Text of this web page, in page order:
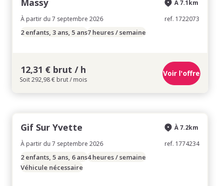
Massy
À partir du 7 septembre 2026
À 7.1km
ref. 1722073
2 enfants, 3 ans, 5 ans7 heures / semaine
12,31 € brut / h
Soit 292,98 € brut / mois
Voir l'offre
Gif Sur Yvette
À partir du 7 septembre 2026
À 7.2km
ref. 1774234
2 enfants, 5 ans, 6 ans4 heures / semaine
Véhicule nécessaire